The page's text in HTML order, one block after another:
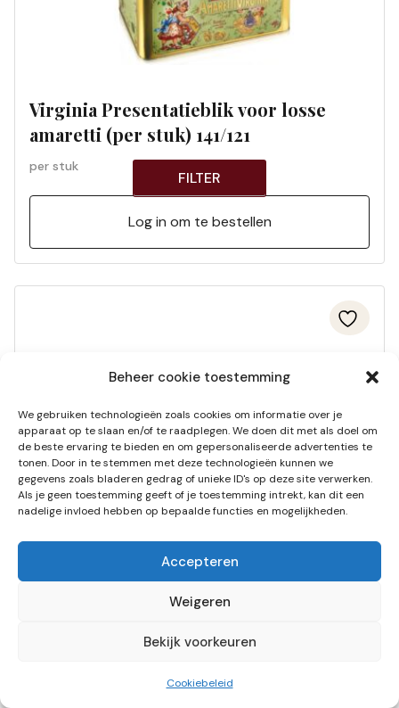
Beheer cookie toestemming
We gebruiken technologieën zoals cookies om informatie over je
apparaat op te slaan en/of te raadplegen. We doen dit met als doel om
de beste ervaring te bieden en om gepersonaliseerde advertenties te
tonen. Door in te stemmen met deze technologieën kunnen we
gegevens zoals bladeren gedrag of unieke ID's op deze site verwerken.
Als je geen toestemming geeft of je toestemming intrekt, kan dit een
nadelige invloed hebben op bepaalde functies en mogelijkheden.
Accepteren
Weigeren
Bekijk voorkeuren
Cookiebeleid
Virginia Presentatieblik voor losse
amaretti (per stuk) 141/121
per stuk
Log in om te bestellen
Virginia zachte amarettini 1000 g (per
FILTER